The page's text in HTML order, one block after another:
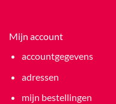
Mijn account
accountgegevens
adressen
mijn bestellingen